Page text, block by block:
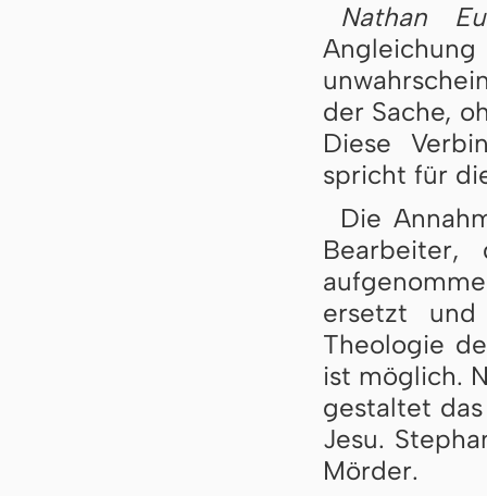
Nathan
der Sache,
Diese
spricht für
Die
ersetzt
Theologie
ist möglich.
gestaltet
Jesu.
Mörder.